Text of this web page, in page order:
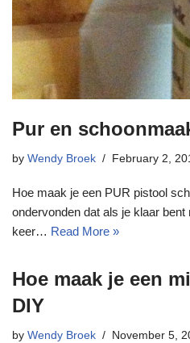
Pur en
by Wendy Broek February 2,
Hoe maak je een PUR pistool
ondervonden dat als je klaar
keer… Read More »
Hoe maak je een
DIY
by Wendy Broek November 5,